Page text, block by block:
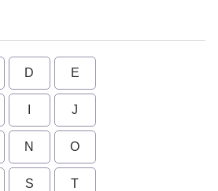
D E
J
N O
S T